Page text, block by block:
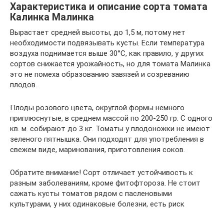
Характеристика и описание сорта томата
Калинка Малинка
Вырастает средней высоты, до 1,5 м, потому нет
необходимости подвязывать кусты. Если температура
воздуха поднимается выше 30°С, как правило, у других
сортов снижается урожайность, но для томата Малинка
это не помеха образованию завязей и созреванию
плодов.
Плоды розового цвета, округлой формы немного
приплюснутые, в среднем массой по 200-250 гр. С одного
кв. м. собирают до 3 кг. Томаты у плодоножки не имеют
зеленого пятнышка. Они подходят для употребления в
свежем виде, маринования, приготовления соков.
Обратите внимание! Сорт отличает устойчивость к
разным заболеваниям, кроме фитофтороза. Не стоит
сажать кусты томатов рядом с пасленовыми
культурами, у них одинаковые болезни, есть риск